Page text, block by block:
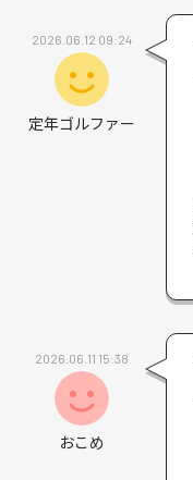
2026.06.12 09:24
定年ゴルファー
2026.06.11 15:38
おこめ